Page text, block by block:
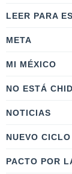
LEER PARA
META
MI MÉXICO
NO ESTÁ
NOTICIAS
NUEVO
PACTO POR